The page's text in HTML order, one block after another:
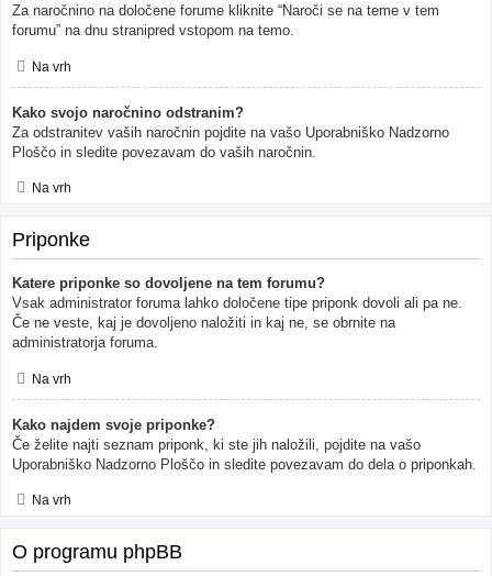
Za naročnino na določene forume kliknite “Naroči se na teme v tem
forumu” na dnu stranipred vstopom na temo.
Na vrh
Kako svojo naročnino odstranim?
Za odstranitev vaših naročnin pojdite na vašo Uporabniško Nadzorno
Ploščo in sledite povezavam do vaših naročnin.
Na vrh
Priponke
Katere priponke so dovoljene na tem forumu?
Vsak administrator foruma lahko določene tipe priponk dovoli ali pa ne.
Če ne veste, kaj je dovoljeno naložiti in kaj ne, se obrnite na
administratorja foruma.
Na vrh
Kako najdem svoje priponke?
Če želite najti seznam priponk, ki ste jih naložili, pojdite na vašo
Uporabniško Nadzorno Ploščo in sledite povezavam do dela o priponkah.
Na vrh
O programu phpBB